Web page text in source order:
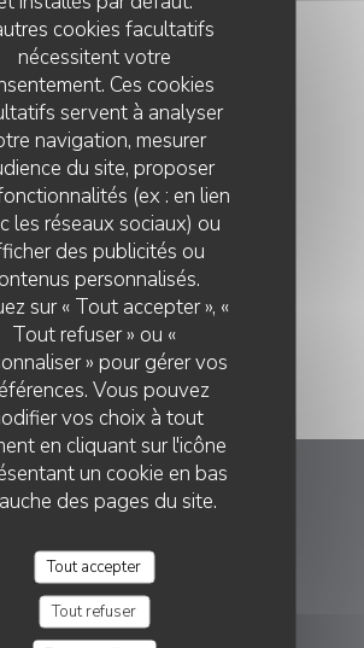
cookies facultatifs
nécessitent votre
Ces cookies
servent à analyser
navigation, mesurer
du site, proposer
(ex : en lien
les réseaux sociaux) ou
des publicités ou
personnalisés.
sur « Tout accepter », «
Tout refuser » ou «
» pour gérer vos
Vous pouvez
vos choix à tout
en cliquant sur l'icône
un cookie en bas
des pages du site.
Tout accepter
Tout refuser
et Mer
Terre et Mer
Henri Dobert 14510 Houlgate
02 31 28 75 75